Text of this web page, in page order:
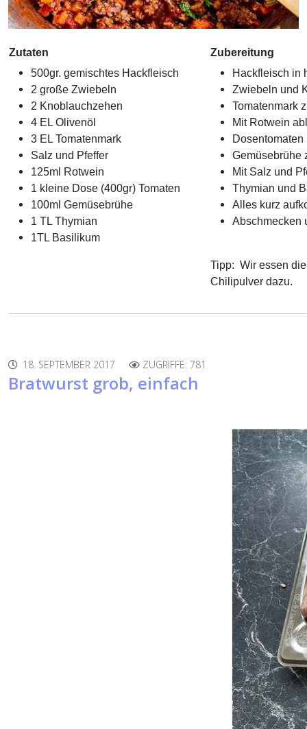
Zutaten
500gr. gemischtes Hackfleisch
2 große Zwiebeln
2 Knoblauchzehen
4 EL Olivenöl
3 EL Tomatenmark
Salz und Pfeffer
125ml Rotwein
1 kleine Dose (400gr) Tomaten
100ml Gemüsebrühe
1 TL Thymian
1TL Basilikum
Zubereitung
Hackfleisch in
Zwiebeln und
Tomatenmark
Mit Rotwein
Gemüsebrühe
Mit Salz und
Thymian und
Alles kurz
Abschmecken
Tipp: Wir essen
Chilipulver dazu.
18. SEPTEMBER 2017 ZUGRIFFE: 781
Bratwurst grob, einfach